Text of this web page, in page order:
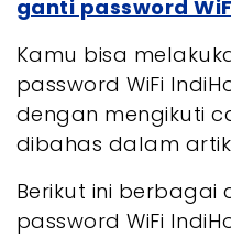
ganti password
Kamu bisa
password WiFi
dengan mengikuti
dibahas dalam
Berikut ini berbagai
password WiFi